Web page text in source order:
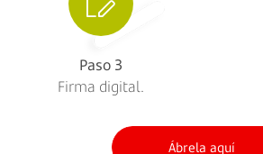
Paso 3
Firma digital.
Ábrela aquí